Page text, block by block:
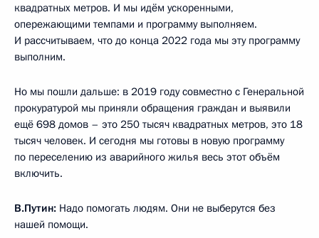
квадратных метров. И мы идём ускоренными,
опережающими темпами и программу выполняем.
И рассчитываем, что до конца 2022 года мы эту программу
выполним.
Но мы пошли дальше: в 2019 году совместно с Генеральной
прокуратурой мы приняли обращения граждан и выявили
ещё 698 домов – это 250 тысяч квадратных метров, это 18
тысяч человек. И сегодня мы готовы в новую программу
по переселению из аварийного жилья весь этот объём
включить.
В.Путин: Надо помогать людям. Они не выберутся без
нашей помощи.